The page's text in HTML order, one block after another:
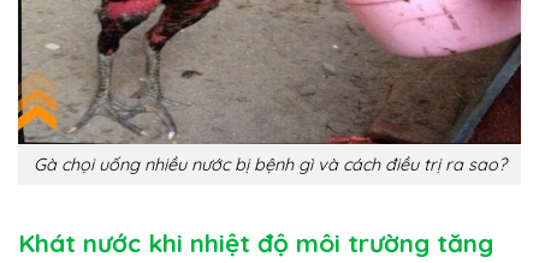
Gà chọi uống nhiều nước bị bệnh gì và cách điều trị ra sao?
Khát nước khi nhiệt độ môi trường tăng